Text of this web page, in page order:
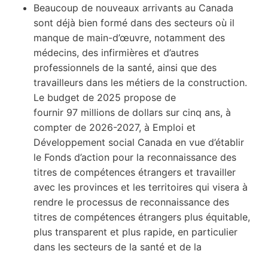
Beaucoup de nouveaux arrivants au Canada
sont déjà bien formé dans des secteurs où il
manque de main-d’œuvre, notamment des
médecins, des infirmières et d’autres
professionnels de la santé, ainsi que des
travailleurs dans les métiers de la construction.
Le budget de 2025 propose de
fournir 97 millions de dollars sur cinq ans, à
compter de 2026-2027, à Emploi et
Développement social Canada en vue d’établir
le Fonds d’action pour la reconnaissance des
titres de compétences étrangers et travailler
avec les provinces et les territoires qui visera à
rendre le processus de reconnaissance des
titres de compétences étrangers plus équitable,
plus transparent et plus rapide, en particulier
dans les secteurs de la santé et de la